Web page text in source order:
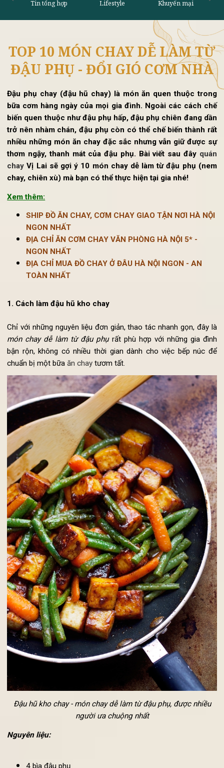
Tin tổng hợp Lifestyle
TOP 10 MÓN CHAY DỄ LÀM
ĐẬU PHỤ - ĐỔI GIÓ CƠM
Đậu phụ chay (đậu hũ chay) là món ăn quen thuộc
bữa cơm hàng ngày của mọi gia đình. Ngoài các cách
biến quen thuộc như đậu phụ hấp, đậu phụ chiên đang
trở nên nhàm chán, đậu phụ còn có thể chế biến thành
nhiều những món ăn chay đặc sắc nhưng vẫn giữ được
thơm ngậy, thanh mát của đậu phụ. Bài viết sau đây
chay, chiên xù) mà bạn có thể thực hiện tại gia nhé!
Xem thêm:
SHIP ĐỒ ĂN CHAY, CƠM CHAY GIAO TẬN NƠI HÀ
NGON NHẤT
ĐỊA CHỈ ĂN CƠM CHAY VĂN PHÒNG HÀ NỘI 5* -
NGON NHẤT
TOÀN NHẤT
1. Cách làm đậu hũ kho chay
Chỉ với những nguyên liệu đơn giản, thao tác nhanh gọn, đây
món chay dễ làm từ đậu phụ rất phù hợp với những gia
bận rộn, không có nhiều thời gian dành cho việc bếp núc
chuẩn bị một bữaăn chaytươm tất.